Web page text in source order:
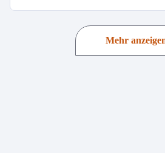
Mehr